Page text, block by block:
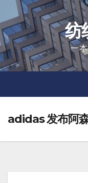
to
content
纺
一
adidas 发布阿